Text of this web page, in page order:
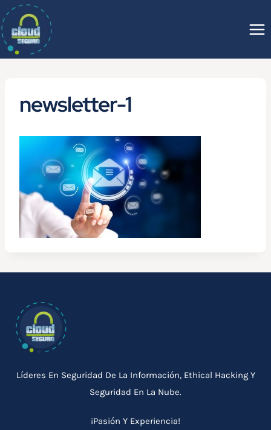
Saltar
al
contenido
newsletter-1
Líderes En Seguridad De La Información, Ethical Hacking Y
Seguridad En La Nube.
¡Pasión Y Experiencia!